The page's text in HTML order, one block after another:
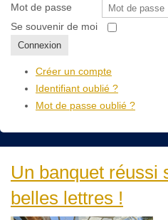
Mot de passe
Se souvenir de moi
Connexion
Créer un compte
Identifiant oublié ?
Mot de passe oublié ?
Un banquet réussi
belles lettres !